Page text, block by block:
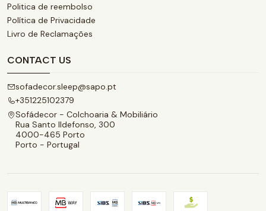
Politica de reembolso
Política de Privacidade
Livro de Reclamações
CONTACT US
sofadecor.sleep@sapo.pt
+351225102379
Sofádecor - Colchoaria & Mobiliário
Rua Santo Ildefonso, 300
4000-465 Porto
Porto - Portugal